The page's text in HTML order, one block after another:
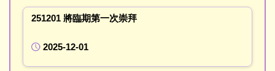
251201 將臨期第一次崇拜
2025-12-01